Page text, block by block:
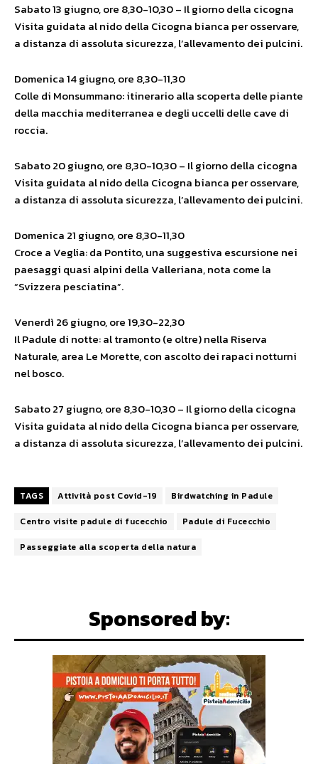
Sabato 13 giugno, ore 8,30-10,30 – Il giorno della cicogna
Visita guidata al nido della Cicogna bianca per osservare,
a distanza di assoluta sicurezza, l’allevamento dei pulcini.
Domenica 14 giugno, ore 8,30-11,30
Colle di Monsummano: itinerario alla scoperta delle piante
della macchia mediterranea e degli uccelli delle cave di
roccia.
Sabato 20 giugno, ore 8,30-10,30 – Il giorno della cicogna
Visita guidata al nido della Cicogna bianca per osservare,
a distanza di assoluta sicurezza, l’allevamento dei pulcini.
Domenica 21 giugno, ore 8,30-11,30
Croce a Veglia: da Pontito, una suggestiva escursione nei
paesaggi quasi alpini della Valleriana, nota come la
“Svizzera pesciatina”.
Venerdì 26 giugno, ore 19,30-22,30
Il Padule di notte: al tramonto (e oltre) nella Riserva
Naturale, area Le Morette, con ascolto dei rapaci notturni
nel bosco.
Sabato 27 giugno, ore 8,30-10,30 – Il giorno della cicogna
Visita guidata al nido della Cicogna bianca per osservare,
a distanza di assoluta sicurezza, l’allevamento dei pulcini.
TAGS Attività post Covid-19
Birdwatching in Padule
Centro visite padule di fucecchio
Padule di Fucecchio
Passeggiate alla scoperta della natura
Sponsored by: